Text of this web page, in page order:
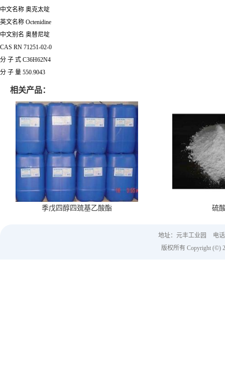
中文名称 奥克太啶
英文名称 Octenidine
中文别名 奥替尼啶
CAS RN 71251-02-0
分 子 式 C36H62N4
分 子 量 550.9043
相关产品：
季戊四醇四巯基乙酸酯 硫
地址：元丰工业园
电
版权所有 Copyright (©)